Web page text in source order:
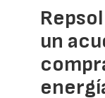
un